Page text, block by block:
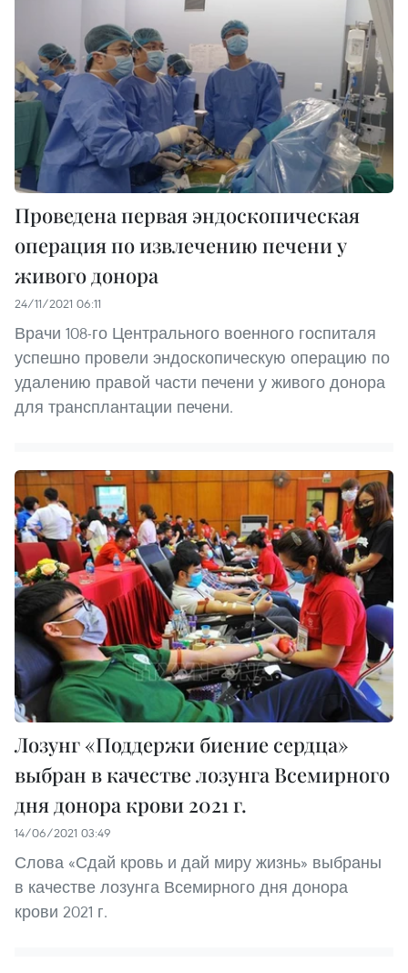
Проведена первая эндоскопическая
операция по извлечению печени у
живого донора
24/11/2021 06:11
Врачи 108-го Центрального военного госпиталя
успешно провели эндоскопическую операцию по
удалению правой части печени у живого донора
для трансплантации печени.
Лозунг «Поддержи биение сердца»
выбран в качестве лозунга Всемирного
дня донора крови 2021 г.
14/06/2021 03:49
Слова «Сдай кровь и дай миру жизнь» выбраны
в качестве лозунга Всемирного дня донора
крови 2021 г.